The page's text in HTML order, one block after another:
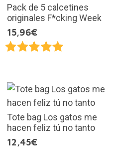
Pack de 5 calcetines
originales F*cking Week
15,96€
Tote bag Los gatos me
hacen feliz tú no tanto
12,45€